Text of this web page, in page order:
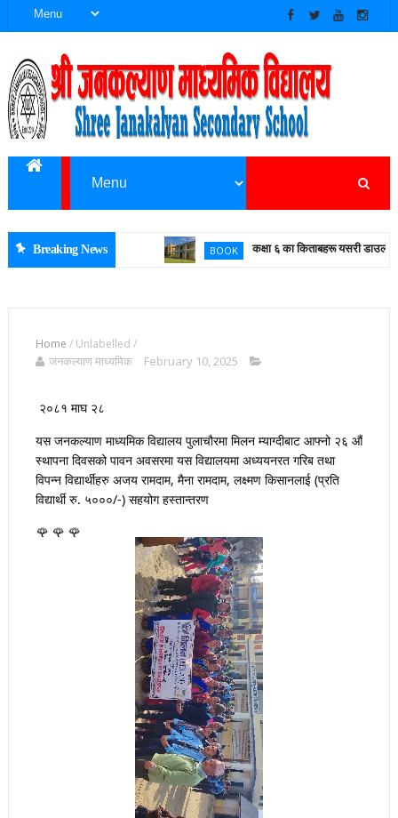
जन कल्याण माध्यमिक
विद्यालय
Breaking News BOOK कक्षा ६ का किताबहरू यसरी डाउलाेड गर्नुहाेस्
Home /Unlabelled /
जनकल्याण माध्यमिक February 10, 2025
२०८१ माघ २८
यस जनकल्याण माध्यमिक विद्यालय पुलाचौरमा मिलन म्याग्दीबाट आफ्नो २६ औं
स्थापना दिवसको पावन अवसरमा यस विद्यालयमा अध्ययनरत गरिब तथा
विपन्न विद्यार्थीहरु अजय रामदाम, मैना रामदाम, लक्ष्मण किसानलाई (प्रति
विद्यार्थी रु. ५०००/-) सहयोग हस्तान्तरण